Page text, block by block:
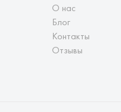
О нас
Блог
Контакты
Отзывы